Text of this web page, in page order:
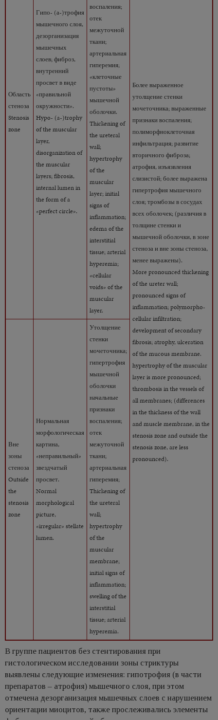
Область
стеноза
Stenosis
zone
Гипо- (а-)трофия
мышечного слоя,
дезорганизация
мышечных
слоев; фиброз,
внутренний
просвет в виде
«правильной
окружности».
Hypo- (a-)trophy
of the muscular
layer,
disorganization of
the muscular
layers; fibrosis,
internal lumen in
the form of a
«perfect circle».
воспаления;
отек
межуточной
ткани;
артериальная
гиперемия;
«клеточные
пустоты»
мышечной
оболочки.
Thickening of
the ureteral
wall;
hypertrophy
of the
muscular
layer; initial
signs of
inflammation;
edema of the
interstitial
tissue; arterial
hyperemia;
«cellular
voids» of the
muscular
layer.
Более выраженное
утолщение стенки
мочеточника; выраженные
признаки воспаления;
полиморфноклеточная
инфильтрация; развитие
вторичного фиброза;
атрофия, изъязвления
слизистой; более выражена
гипертрофия мышечного
слоя; тромбозы в сосудах
всех оболочек; (различия в
толщине стенки и
мышечной оболочки, в зоне
стеноза и вне зоны стеноза,
менее выражены).
More pronounced thickening
of the ureter wall;
pronounced signs of
inflammation; polymorpho-
cellular infiltration;
development of secondary
fibrosis; atrophy, ulceration
of the mucous membrane.
hypertrophy of the muscular
layer is more pronounced;
thrombosis in the vessels of
all membranes; (differences
in the thickness of the wall
and muscle membrane, in the
stenosis zone and outside the
stenosis zone, are less
pronounced).
Вне
зоны
стеноза
Outside
the
stenosis
zone
Нормальная
морфологическая
картина,
«неправильный»
звездчатый
просвет.
Normal
morphological
picture,
«irregular» stellate
lumen.
Утолщение
стенки
мочеточника;
гипертрофия
мышечной
оболочки
начальные
признаки
воспаления;
отек
межуточной
ткани;
артериальная
гиперемия;
Thickening of
the ureteral
wall;
hypertrophy
of the
muscular
membrane;
initial signs of
inflammation;
swelling of the
interstitial
tissue; arterial
hyperemia.
В группе пациентов без стентирования при
гистологическом исследовании зоны стриктуры
выявлены следующие изменения: гипотрофия (в части
препаратов – атрофия) мышечного слоя, при этом
отмечена дезорганизация мышечных слоев с нарушением
ориентации миоцитов, также прослеживались элементы